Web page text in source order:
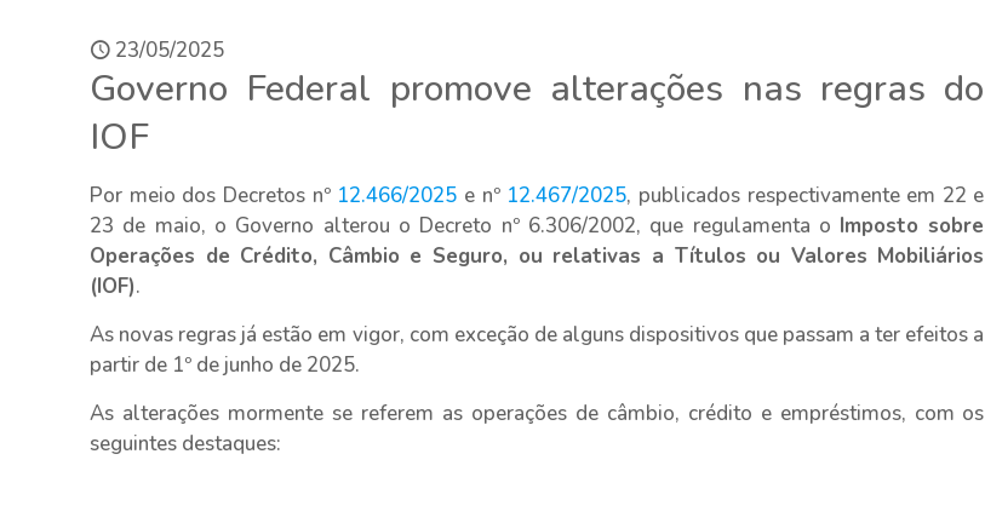
23/05/2025
Governo Federal promove alterações nas regras do
IOF
Por meio dos Decretos nº 12.466/2025 e nº 12.467/2025, publicados respectivamente em 22 e
23 de maio, o Governo alterou o Decreto nº 6.306/2002, que regulamenta o Imposto sobre
Operações de Crédito, Câmbio e Seguro, ou relativas a Títulos ou Valores Mobiliários
(IOF).
As novas regras já estão em vigor, com exceção de alguns dispositivos que passam a ter efeitos a
partir de 1º de junho de 2025.
As alterações mormente se referem as operações de câmbio, crédito e empréstimos, com os
seguintes destaques: